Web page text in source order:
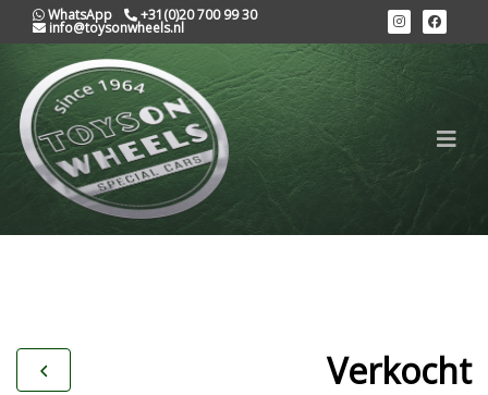
WhatsApp +31(0)20 700 99 30
info@toysonwheels.nl
Verkocht